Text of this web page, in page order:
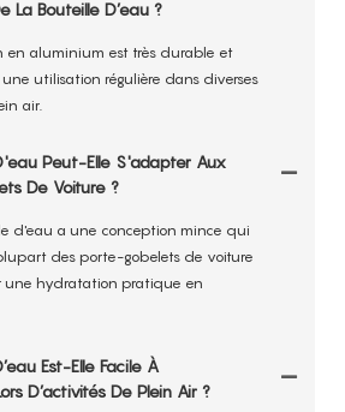
La Bouteille D’eau ?
en aluminium est très durable et
utilisation régulière dans diverses
air.
Peut-Elle S'adapter Aux
De Voiture ?
d'eau a une conception mince qui
des porte-gobelets de voiture
une hydratation pratique en
Est-Elle Facile À
D’activités De Plein Air ?